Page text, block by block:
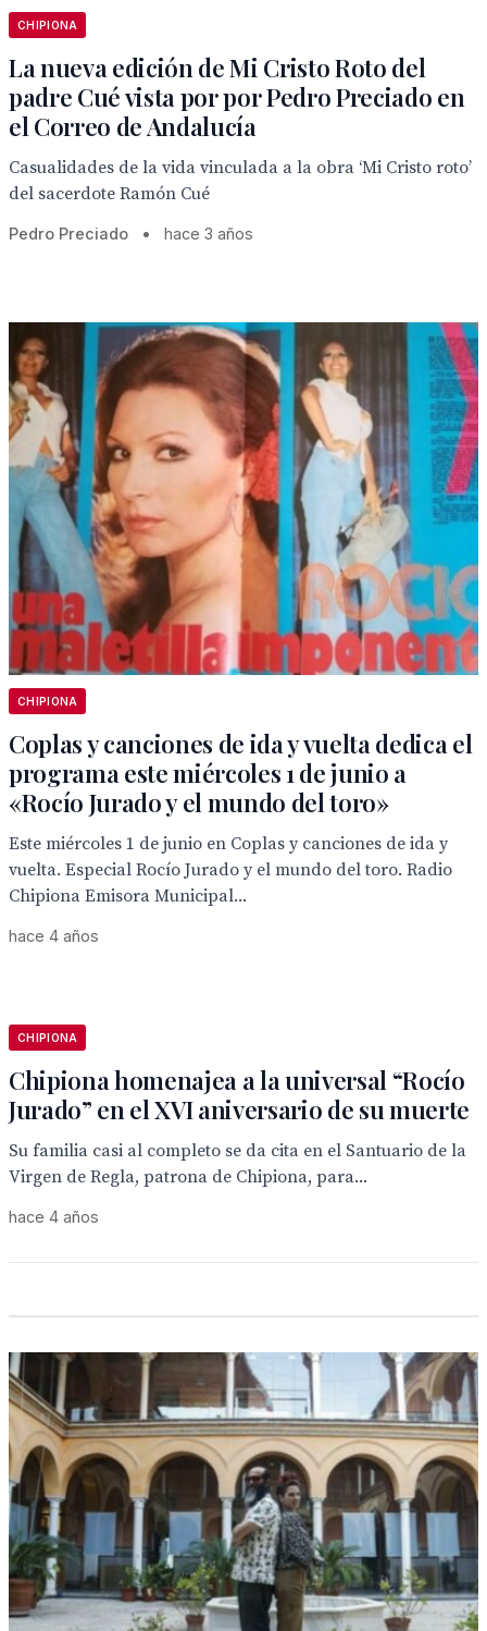
CHIPIONA
La nueva edición de Mi Cristo Roto del
padre Cué vista por por Pedro Preciado en
el Correo de Andalucía
Casualidades de la vida vinculada a la obra ‘Mi Cristo roto’
del sacerdote Ramón Cué
Pedro Preciado • hace 3 años
CHIPIONA
Coplas y canciones de ida y vuelta dedica el
programa este miércoles 1 de junio a
«Rocío Jurado y el mundo del toro»
Este miércoles 1 de junio en Coplas y canciones de ida y
vuelta. Especial Rocío Jurado y el mundo del toro. Radio
Chipiona Emisora Municipal...
hace 4 años
CHIPIONA
Chipiona homenajea a la universal “Rocío
Jurado” en el XVI aniversario de su muerte
Su familia casi al completo se da cita en el Santuario de la
Virgen de Regla, patrona de Chipiona, para...
hace 4 años